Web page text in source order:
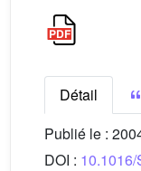
Détail
Publié le :
DOI :